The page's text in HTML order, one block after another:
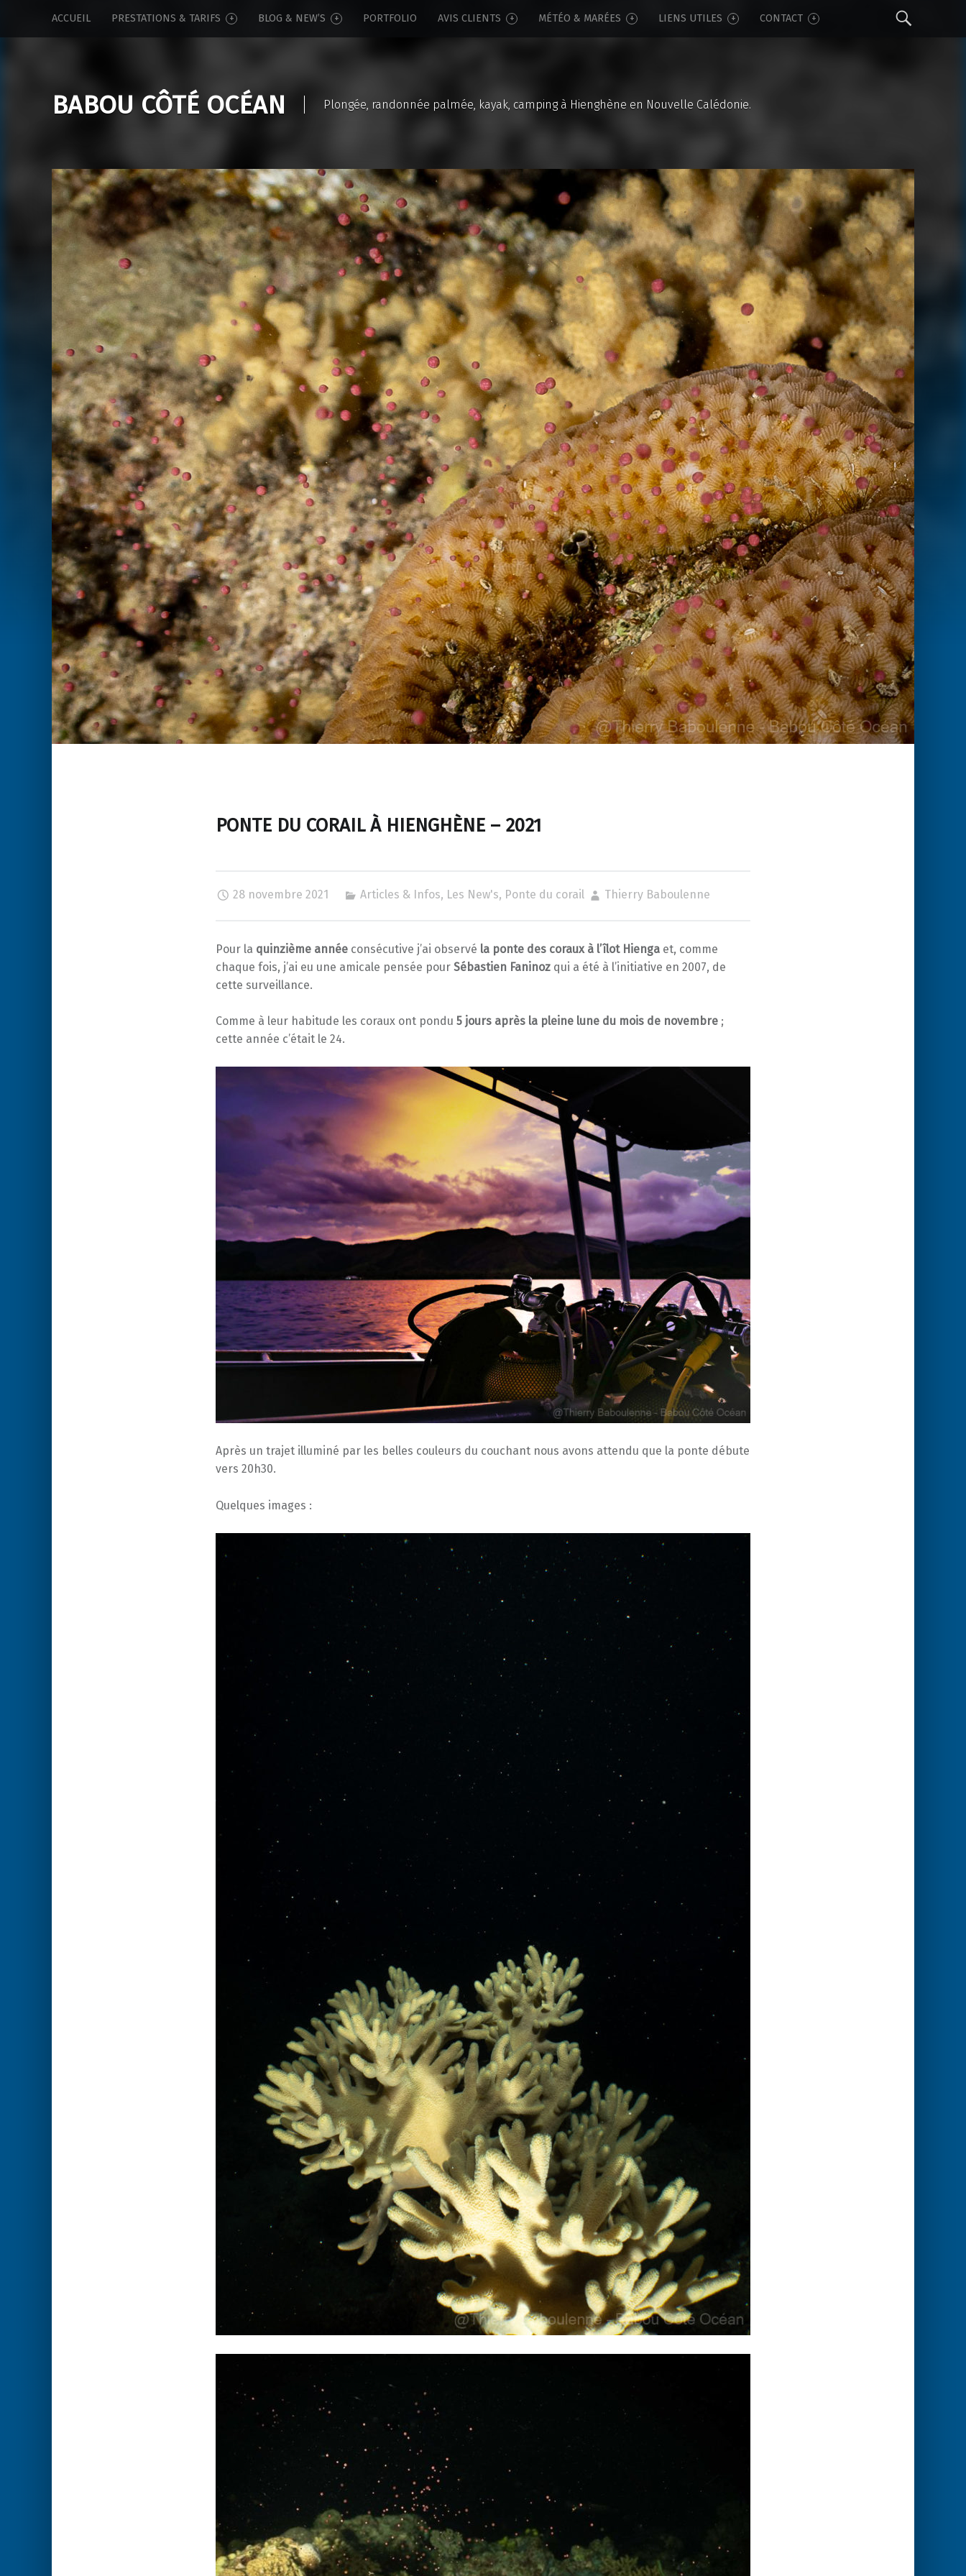
Côté
ACCUEIL PRESTATIONS & TARIFS BLOG & NEW’S PORTFOLIO AVIS CLIENTS MÉTÉO & MARÉES LIENS UTILES CONTACT
BABOU CÔTÉ OCÉAN Plongée, randonnée palmée, kayak, camping à Hienghène en Nouvelle Calédonie.
PONTE DU CORAIL À HIENGHÈNE – 2021
28 novembre 2021 Articles & Infos, Les New's, Ponte du corail Thierry Baboulenne
Pour la quinzième année consécutive j’ai observé la ponte des coraux à l’îlot Hienga et, comme
chaque fois, j’ai eu une amicale pensée pour Sébastien Faninoz qui a été à l’initiative en 2007, de
cette surveillance.
Comme à leur habitude les coraux ont pondu 5 jours après la pleine lune du mois de novembre ;
cette année c’était le 24.
Après un trajet illuminé par les belles couleurs du couchant nous avons attendu que la ponte débute
vers 20h30.
Quelques images :